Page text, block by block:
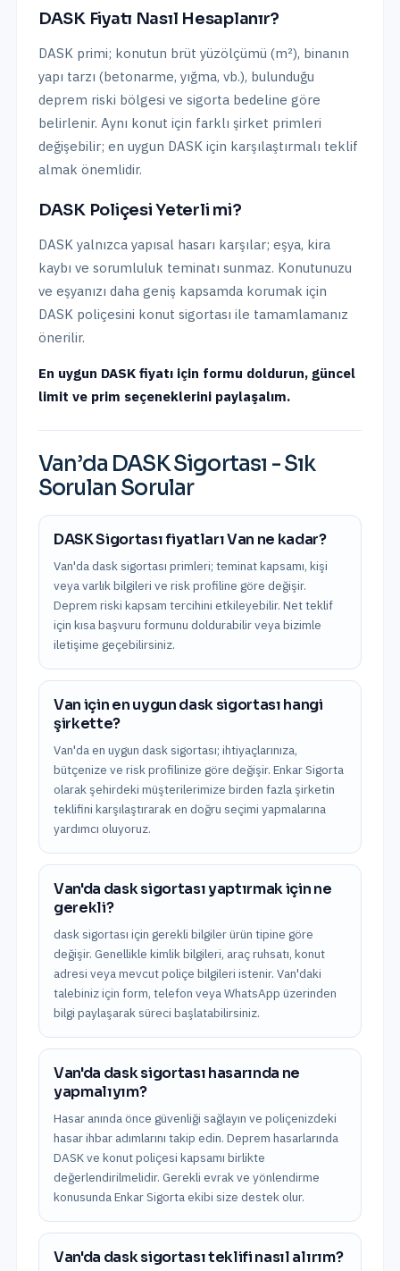
DASK Fiyatı Nasıl Hesaplanır?
DASK primi; konutun brüt yüzölçümü (m²), binanın
yapı tarzı (betonarme, yığma, vb.), bulunduğu
deprem riski bölgesi ve sigorta bedeline göre
belirlenir. Aynı konut için farklı şirket primleri
değişebilir; en uygun DASK için karşılaştırmalı teklif
almak önemlidir.
DASK Poliçesi Yeterli mi?
DASK yalnızca yapısal hasarı karşılar; eşya, kira
kaybı ve sorumluluk teminatı sunmaz. Konutunuzu
ve eşyanızı daha geniş kapsamda korumak için
DASK poliçesini konut sigortası ile tamamlamanız
önerilir.
En uygun DASK fiyatı için formu doldurun, güncel
limit ve prim seçeneklerini paylaşalım.
Van’da DASK Sigortası - Sık
Sorulan Sorular
DASK Sigortası fiyatları Van ne kadar?
Van'da dask sigortası primleri; teminat kapsamı, kişi
veya varlık bilgileri ve risk profiline göre değişir.
Deprem riski kapsam tercihini etkileyebilir. Net teklif
için kısa başvuru formunu doldurabilir veya bizimle
iletişime geçebilirsiniz.
Van için en uygun dask sigortası hangi
şirkette?
Van'da en uygun dask sigortası; ihtiyaçlarınıza,
bütçenize ve risk profilinize göre değişir. Enkar Sigorta
olarak şehirdeki müşterilerimize birden fazla şirketin
teklifini karşılaştırarak en doğru seçimi yapmalarına
yardımcı oluyoruz.
Van'da dask sigortası yaptırmak için ne
gerekli?
dask sigortası için gerekli bilgiler ürün tipine göre
değişir. Genellikle kimlik bilgileri, araç ruhsatı, konut
adresi veya mevcut poliçe bilgileri istenir. Van'daki
talebiniz için form, telefon veya WhatsApp üzerinden
bilgi paylaşarak süreci başlatabilirsiniz.
Van'da dask sigortası hasarında ne
yapmalıyım?
Hasar anında önce güvenliği sağlayın ve poliçenizdeki
hasar ihbar adımlarını takip edin. Deprem hasarlarında
DASK ve konut poliçesi kapsamı birlikte
değerlendirilmelidir. Gerekli evrak ve yönlendirme
konusunda Enkar Sigorta ekibi size destek olur.
Van'da dask sigortası teklifi nasıl alırım?